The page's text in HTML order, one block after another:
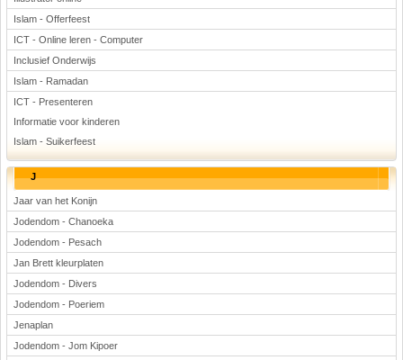
Islam - Offerfeest
ICT - Online leren - Computer
Inclusief Onderwijs
Islam - Ramadan
ICT - Presenteren
Informatie voor kinderen
Islam - Suikerfeest
J
Jaar van het Konijn
Jodendom - Chanoeka
Jodendom - Pesach
Jan Brett kleurplaten
Jodendom - Divers
Jodendom - Poeriem
Jenaplan
Jodendom - Jom Kipoer